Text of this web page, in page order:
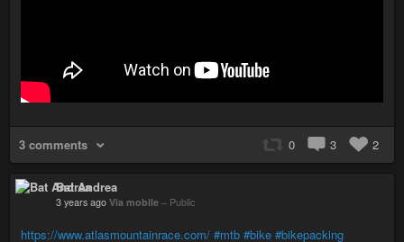
3 comments 0 3 2
Bat Andrea
3 years ago Via mobile – Public
https://www.atlasmountainrace.com/ #mtb #bike #bikepacking